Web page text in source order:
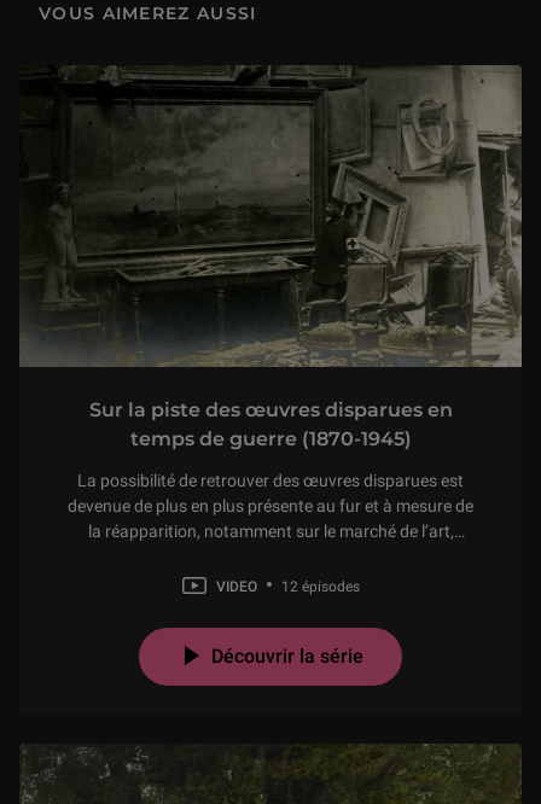
VOUS AIMEREZ AUSSI
Sur la piste des œuvres disparues en
temps de guerre (1870-1945)
La possibilité de retrouver des œuvres disparues est
devenue de plus en plus présente au fur et à mesure de
la réapparition, notamment sur le marché de l’art,
collections des musées. Dans le cadre du deuxième
VIDEO 12 épisodes
Découvrir la série